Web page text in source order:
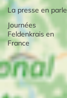
La presse en parle
Journées
Feldenkrais en
France